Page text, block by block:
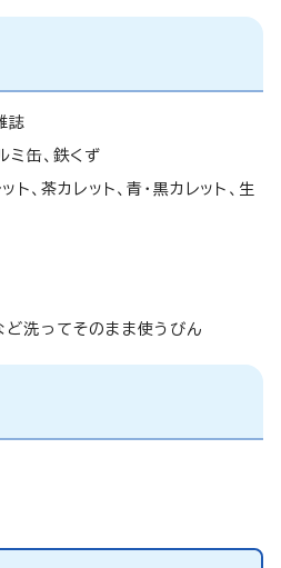
誌
ミ缶、鉄くず
、茶カレット、青・黒カレット、生
洗ってそのまま使うびん